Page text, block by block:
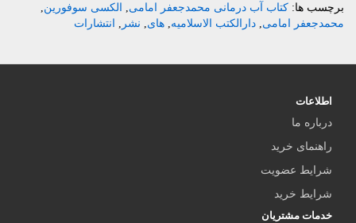
برچسب ها: کتاب آب درمانی محمدجعفر امامی, الکسی سوفورین,
محمدجعفر امامی, دارالکتب الاسلامیه, های, نشر , انتشارات
اطلاعات
درباره ما
راهنمای خرید
شرایط عضویت
شرایط خرید
خدمات مشتریان